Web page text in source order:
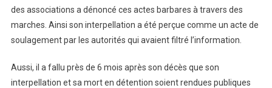
des associations a dénoncé ces actes barbares à travers des
marches. Ainsi son interpellation a été perçue comme un acte de
soulagement par les autorités qui avaient filtré l’information.
Aussi, il a fallu près de 6 mois après son décès que son
interpellation et sa mort en détention soient rendues publiques